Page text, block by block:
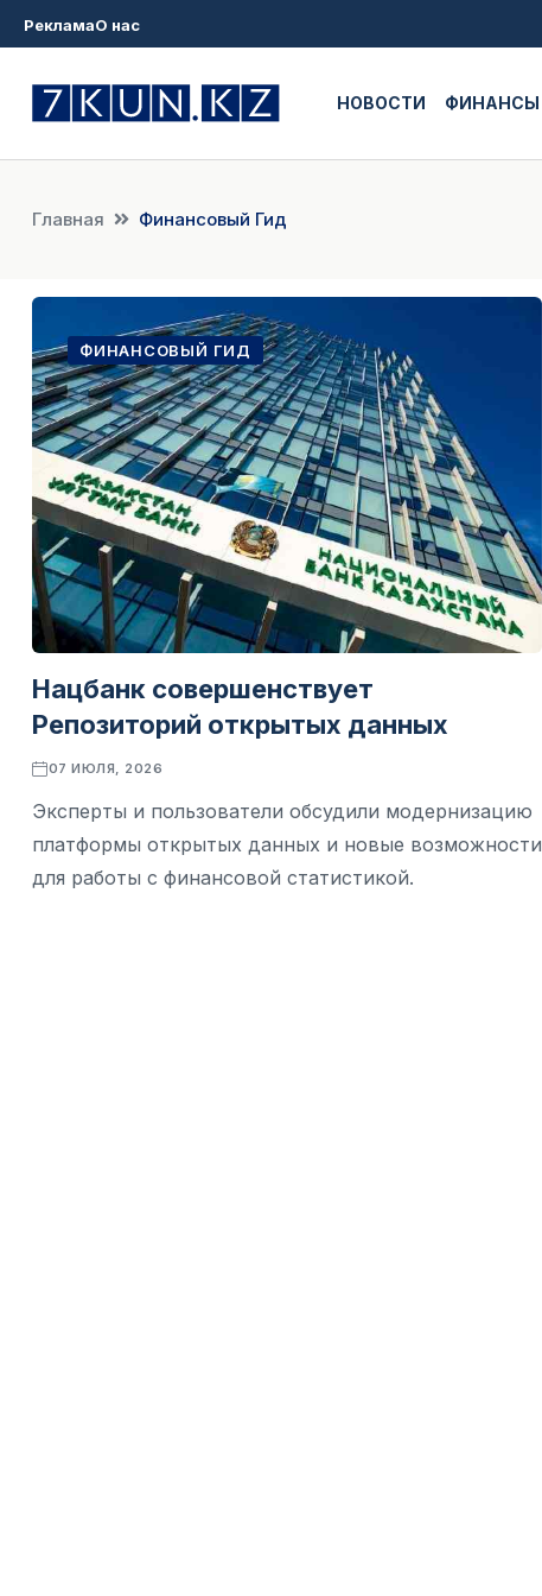
РекламаО нас
НОВОСТИ ФИНАНСЫ
Главная Финансовый Гид
ФИНАНСОВЫЙ ГИД
Нацбанк совершенствует
Репозиторий открытых данных
07 ИЮЛЯ, 2026
Эксперты и пользователи обсудили модернизацию
платформы открытых данных и новые возможности
для работы с финансовой статистикой.